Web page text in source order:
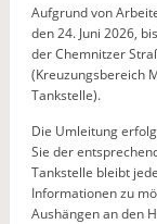
Aufgrund von
den 24. Juni 2026,
der Chemnitzer
(Kreuzungsbereich
Tankstelle).
Die Umleitung
Sie der
Tankstelle bleibt
Informationen zu
Aushängen an den